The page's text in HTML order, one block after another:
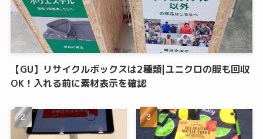
【GU】リサイクルボックスは2種類|ユニクロの服も回収
OK！入れる前に素材表示を確認